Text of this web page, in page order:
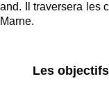
Il traversera les
Les